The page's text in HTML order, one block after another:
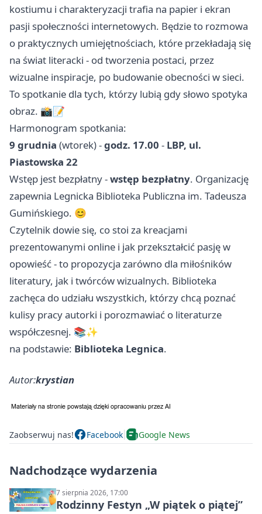
kostiumu i charakteryzacji trafia na papier i ekran
pasji społeczności internetowych. Będzie to rozmowa
o praktycznych umiejętnościach, które przekładają się
na świat literacki - od tworzenia postaci, przez
wizualne inspiracje, po budowanie obecności w sieci.
To spotkanie dla tych, którzy lubią gdy słowo spotyka
obraz. 📸📝
Harmonogram spotkania:
9 grudnia (wtorek) -godz. 17.00 - LBP, ul.
Piastowska 22
Wstęp jest bezpłatny -wstęp bezpłatny. Organizację
zapewnia Legnicka Biblioteka Publiczna im. Tadeusza
Gumińskiego. 😊
Czytelnik dowie się, co stoi za kreacjami
prezentowanymi online i jak przekształcić pasję w
opowieść - to propozycja zarówno dla miłośników
literatury, jak i twórców wizualnych. Biblioteka
zachęca do udziału wszystkich, którzy chcą poznać
kulisy pracy autorki i porozmawiać o literaturze
współczesnej. 📚✨
na podstawie: Biblioteka Legnica.
Autor:krystian
Zaobserwuj nas! Facebook Google News
Nadchodzące wydarzenia
7 sierpnia 2026, 17:00
Rodzinny Festyn „W piątek o piątej”